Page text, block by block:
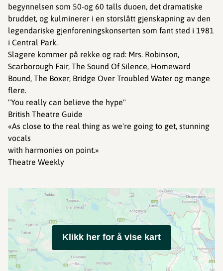
begynnelsen som 50-og 60 talls duoen, det dramatiske
bruddet, og kulminerer i en storslått gjenskapning av den
legendariske gjenforeningskonserten som fant sted i 1981
i Central Park.
Slagere kommer på rekke og rad: Mrs. Robinson,
Scarborough Fair, The Sound Of Silence, Homeward
Bound, The Boxer, Bridge Over Troubled Water og mange
flere.
"You really can believe the hype"
British Theatre Guide
«As close to the real thing as we're going to get, stunning
vocals
with harmonies on point.»
Theatre Weekly
Klikk her for å vise kart